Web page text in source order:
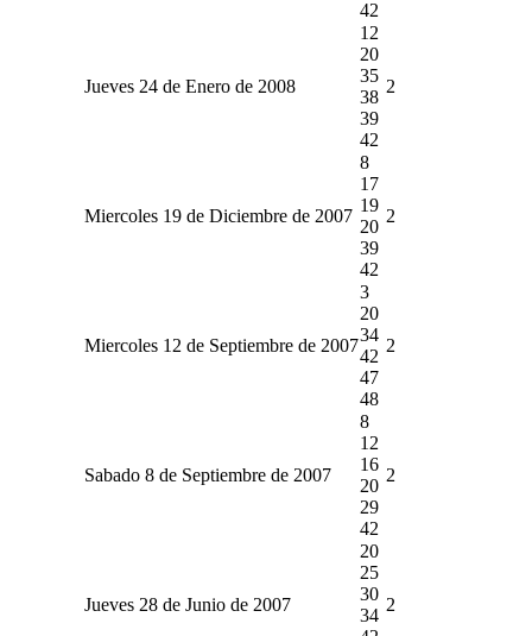
42
Jueves 24 de Enero de 2008
12
20
35
38
39
42
2
Miercoles 19 de Diciembre de 2007
8
17
19
20
39
42
2
Miercoles 12 de Septiembre de 2007
3
20
34
42
47
48
2
Sabado 8 de Septiembre de 2007
8
12
16
20
29
42
2
Jueves 28 de Junio de 2007
20
25
30
34
2